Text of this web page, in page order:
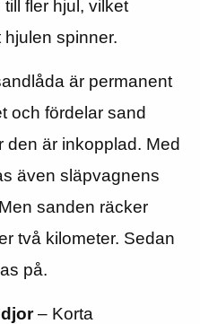
fler hjul, vilket
spinner.
är permanent
och fördelar sand
den är inkopplad. Med
även släpvagnens
sanden räcker
två kilometer. Sedan
på.
– Korta